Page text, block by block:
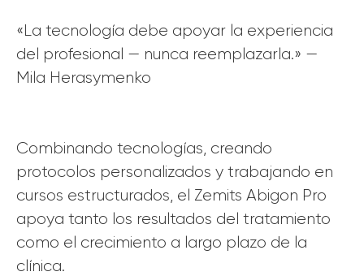
«La tecnología debe apoyar la experiencia
del profesional — nunca reemplazarla.» —
Mila Herasymenko
Combinando tecnologías, creando
protocolos personalizados y trabajando en
cursos estructurados, el Zemits Abigon Pro
apoya tanto los resultados del tratamiento
como el crecimiento a largo plazo de la
clínica.